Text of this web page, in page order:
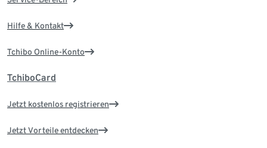
Hilfe & Kontakt
Tchibo Online-Konto
TchiboCard
Jetzt kostenlos registrieren
Jetzt Vorteile entdecken